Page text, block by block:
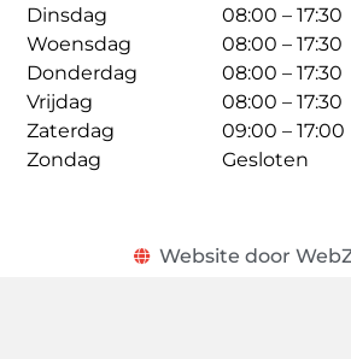
Dinsdag
Woensdag
Donderdag
Vrijdag
Zaterdag
Zondag
08:00 – 17:30
08:00 – 17:30
08:00 – 17:30
08:00 – 17:30
09:00 – 17:00
Gesloten
Website door